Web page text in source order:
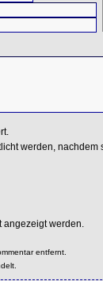
werden,
werden.
entfernt.